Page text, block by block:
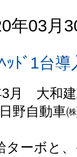
年03月
ﾍｯﾄﾞ1台
3月 大和
野自動車
ターボと